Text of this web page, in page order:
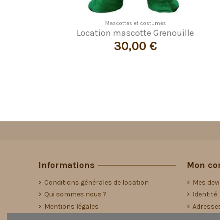
Mascottes et costumes
Location Costume de lutin femme
20,00 €
Informations
Conditions générales de location
Qui sommes nous ?
Mentions légales
Mon
Mes
Identité